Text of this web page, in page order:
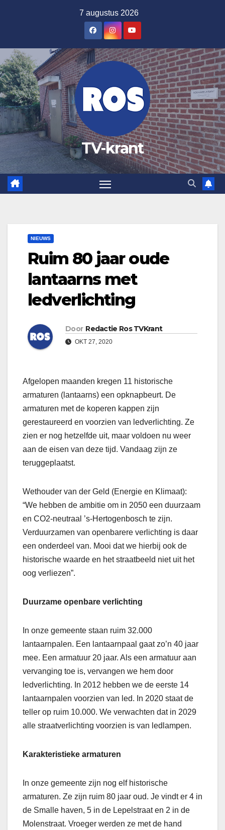
inhoud
7 augustus 2026
TV-krant
NIEUWS
Ruim 80 jaar oude
lantaarns met
ledverlichting
Door Redactie Ros TVKrant
OKT 27, 2020
Afgelopen maanden kregen 11 historische
armaturen (lantaarns) een opknapbeurt. De
armaturen met de koperen kappen zijn
gerestaureerd en voorzien van ledverlichting. Ze
zien er nog hetzelfde uit, maar voldoen nu weer
aan de eisen van deze tijd. Vandaag zijn ze
teruggeplaatst.
Wethouder van der Geld (Energie en Klimaat):
“We hebben de ambitie om in 2050 een duurzaam
en CO2-neutraal ’s-Hertogenbosch te zijn.
Verduurzamen van openbarere verlichting is daar
een onderdeel van. Mooi dat we hierbij ook de
historische waarde en het straatbeeld niet uit het
oog verliezen”.
Duurzame openbare verlichting
In onze gemeente staan ruim 32.000
lantaarnpalen. Een lantaarnpaal gaat zo’n 40 jaar
mee. Een armatuur 20 jaar. Als een armatuur aan
vervanging toe is, vervangen we hem door
ledverlichting. In 2012 hebben we de eerste 14
lantaarnpalen voorzien van led. In 2020 staat de
teller op ruim 10.000. We verwachten dat in 2029
alle straatverlichting voorzien is van ledlampen.
Karakteristieke armaturen
In onze gemeente zijn nog elf historische
armaturen. Ze zijn ruim 80 jaar oud. Je vindt er 4 in
de Smalle haven, 5 in de Lepelstraat en 2 in de
Molenstraat. Vroeger werden ze met de hand